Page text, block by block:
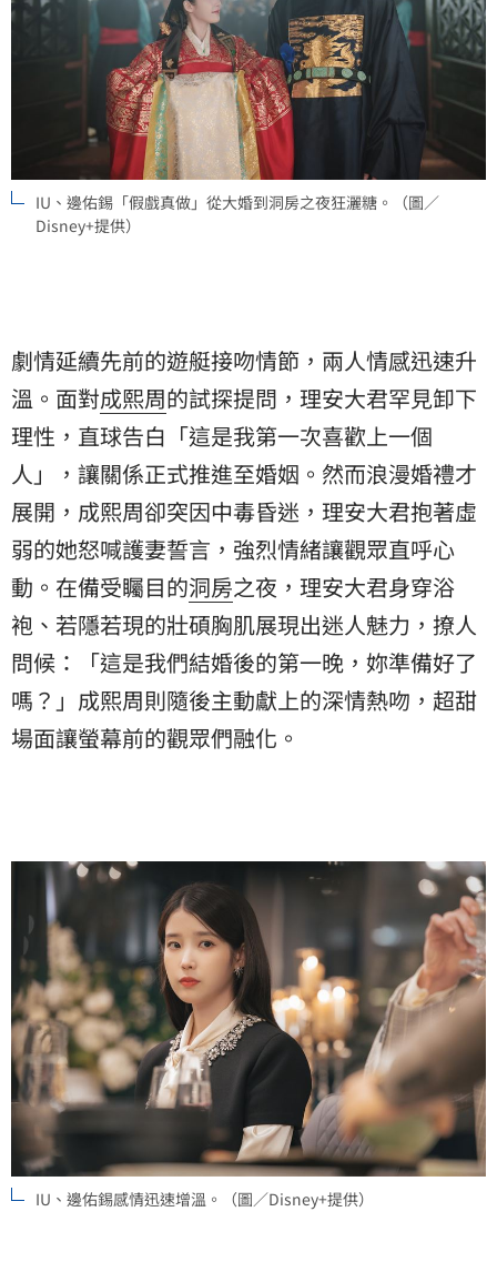
IU、邊佑錫「假戲真做」從大婚到洞房之夜狂灑糖。（圖／
Disney+提供）
劇情延續先前的遊艇接吻情節，兩人情感迅速升
溫。面對成熙周的試探提問，理安大君罕見卸下
理性，直球告白「這是我第一次喜歡上一個
人」，讓關係正式推進至婚姻。然而浪漫婚禮才
展開，成熙周卻突因中毒昏迷，理安大君抱著虛
弱的她怒喊護妻誓言，強烈情緒讓觀眾直呼心
動。在備受矚目的洞房之夜，理安大君身穿浴
袍、 若隱若現的壯碩胸肌展現出迷人魅力，撩人
問候：「這是我們結婚後的第一晚，妳準備好了
嗎？」 成熙周則隨後主動獻上的深情熱吻， 超甜
場面讓螢幕前的觀眾們融化。
IU、邊佑錫感情迅速增溫。（圖／Disney+提供）